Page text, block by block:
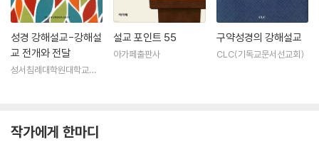
성경 강해설교-강해설
교 전개와 전달
성서침례대학원대학교출
설교 포인트 55
아가페출판사
구약성경의 강해설교
CLC(기독교문서선교회)
작가에게 한마디